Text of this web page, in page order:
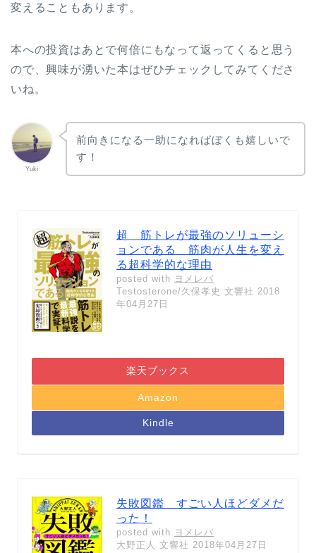
変えることもあります。
本への投資はあとで何倍にもなって返ってくると思う
ので、興味が湧いた本はぜひチェックしてみてくださ
いね。
Yuki
前向きになる一助になればぼくも嬉しいで
す！
超 筋トレが最強のソリューシ
ョンである 筋肉が人生を変え
る超科学的な理由
posted with ヨメレバ
Testosterone/久保孝史 文響社 2018
年04月27日
楽天ブックス
Amazon
Kindle
失敗図鑑 すごい人ほどダメだ
った！
posted with ヨメレバ
大野正人 文響社 2018年04月27日